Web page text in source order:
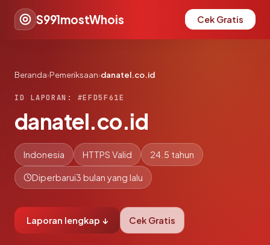
S991mostWhois Cek Gratis
Beranda›Pemeriksaan›danatel.co.id
ID LAPORAN: #EFD5F61E
danatel.co.id
Indonesia HTTPS Valid 24.5 tahun
Diperbarui3 bulan yang lalu
Laporan lengkap ↓ Cek Gratis